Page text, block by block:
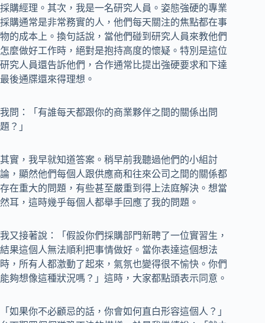
採購經理。其次，我是一名研究人員。姿態強硬的專業
採購通常是非常務實的人，他們每天關注的焦點都在事
物的成本上。換句話說，當他們碰到研究人員來教他們
怎麼做好工作時，絕對是抱持高度的懷疑。特別是這位
研究人員還告訴他們，合作通常比提出強硬要求和下達
最後通牒還來得理想。
我問：「有誰每天都跟你的商業夥伴之間的關係出問
題？」
其實，我早就知道答案。稍早前我聽過他們的小組討
論，顯然他們每個人跟供應商和往來公司之間的關係都
存在重大的問題，有些甚至嚴重到得上法庭解決。想當
然耳，這時幾乎每個人都舉手回應了我的問題。
我又接著說：「假設你們採購部門新聘了一位實習生，
結果這個人無法順利把事情做好。當你表達這個想法
時，所有人都激動了起來，氣氛也變得很不愉快。你們
能夠想像這種狀況嗎？」這時，大家都點頭表示同意。
「如果你不必顧忌的話，你會如何直白形容這個人？」